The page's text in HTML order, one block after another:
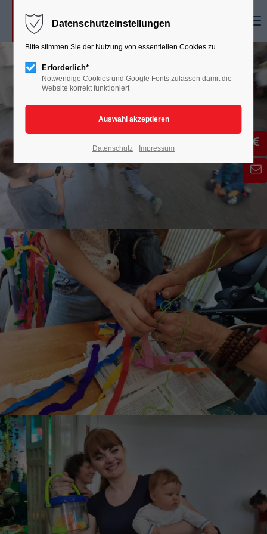
Datenschutzeinstellungen
Bitte stimmen Sie der Nutzung von essentiellen Cookies zu.
Erforderlich*
Notwendige Cookies und Google Fonts zulassen damit die
Website korrekt funktioniert
Datenschutz Impressum